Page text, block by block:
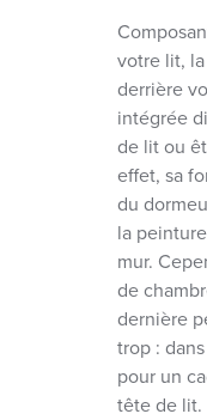
votre lit, la
derrière
intégrée
de lit ou
effet, sa
du
la
mur.
de
dernière
trop :
pour un
tête de lit.